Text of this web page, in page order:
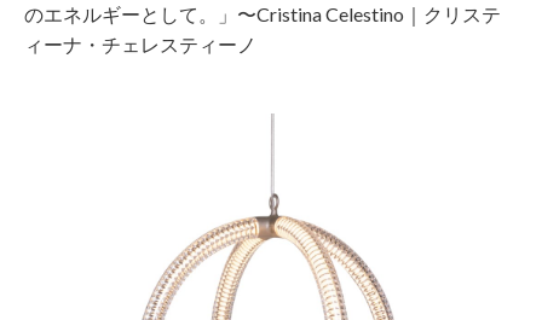
のエネルギーとして。」〜Cristina Celestino｜クリステ
ィーナ・チェレスティーノ